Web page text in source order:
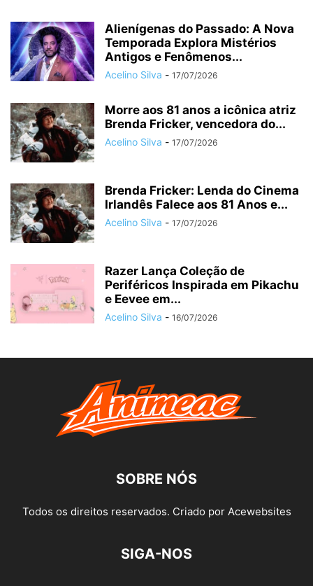
Alienígenas do Passado: A Nova
Temporada Explora Mistérios
Antigos e Fenômenos...
Acelino Silva - 17/07/2026
Morre aos 81 anos a icônica atriz
Brenda Fricker, vencedora do...
Acelino Silva - 17/07/2026
Brenda Fricker: Lenda do Cinema
Irlandês Falece aos 81 Anos e...
Acelino Silva - 17/07/2026
Razer Lança Coleção de
Periféricos Inspirada em Pikachu
e Eevee em...
Acelino Silva - 16/07/2026
SOBRE NÓS
Todos os direitos reservados. Criado por Acewebsites
SIGA-NOS